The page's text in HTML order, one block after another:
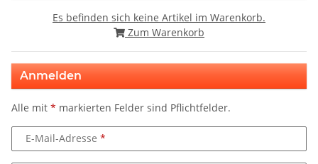
Es befinden sich keine Artikel im Warenkorb.
Zum Warenkorb
Anmelden
Alle mit * markierten Felder sind Pflichtfelder.
E-Mail-Adresse